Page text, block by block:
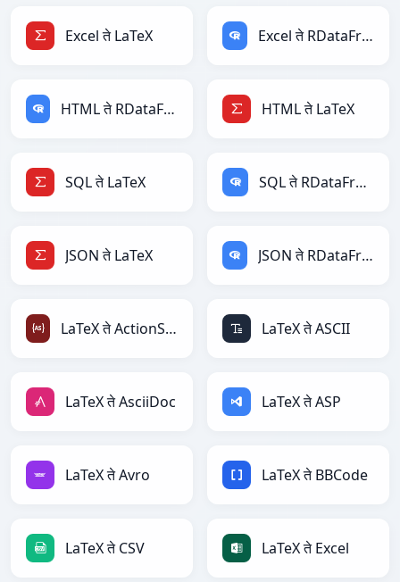
Excel ते LaTeX Excel ते RDataFrame
HTML ते RDataFrame HTML ते LaTeX
SQL ते LaTeX SQL ते RDataFrame
JSON ते LaTeX JSON ते RDataFrame
LaTeX ते ActionScript LaTeX ते ASCII
LaTeX ते AsciiDoc LaTeX ते ASP
LaTeX ते Avro LaTeX ते BBCode
LaTeX ते CSV LaTeX ते Excel